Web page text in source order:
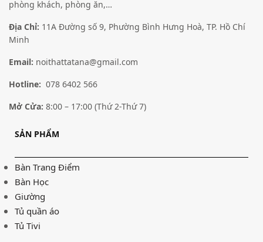
Bàn trang điểm Tatana
BTD004
3,204,000 ₫–4,078,000₫
Giường Gỗ Tatana MDF016
Lựa chọn các tùy chọn
phòng khách, phòng ăn,…
Địa Chỉ: 11A Đường số 9, Phường Bình Hưng Hoà, TP. Hồ Chí
Minh
Email: noithattatana@gmail.com
Hotline: 078 6402 566
Mở Cửa:8:00 – 17:00 (Thứ 2-Thứ 7)
SẢN PHẨM
Bàn Trang Điểm
Bàn Học
Giường
Tủ quần áo
Tủ Tivi